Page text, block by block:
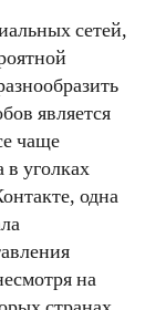
советы
опытных
сетей,
является
чаще
уголках
одна
на